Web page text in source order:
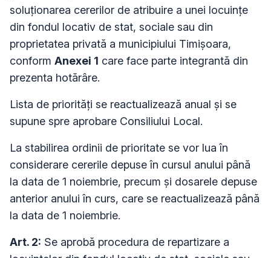
soluţionarea cererilor de atribuire a unei locuinţe
din fondul locativ de stat, sociale sau din
proprietatea privată a municipiului Timişoara,
conform Anexei 1 care face parte integrantă din
prezenta hotărâre.
Lista de priorităţi se reactualizează anual şi se
supune spre aprobare Consiliului Local.
La stabilirea ordinii de prioritate se vor lua în
considerare cererile depuse în cursul anului până
la data de 1 noiembrie, precum şi dosarele depuse
anterior anului în curs, care se reactualizează până
la data de 1 noiembrie.
Art. 2: Se aprobă procedura de repartizare a